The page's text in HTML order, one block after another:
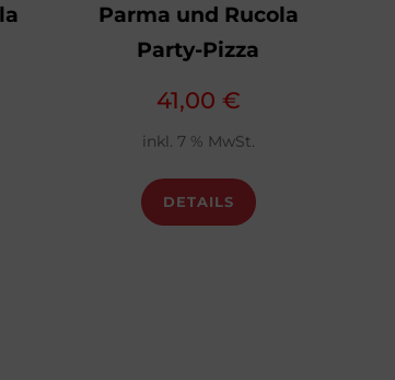
Parma und Rucola
Party-Pizza
41,00 €
inkl. 7 % MwSt.
DETAILS